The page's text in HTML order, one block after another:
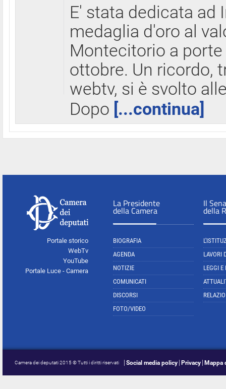
E' stata dedicata ad
medaglia d'oro al
Montecitorio a
ottobre. Un ricordo,
webtv, si è svolto
Dopo [...continua]
Portale storico
WebTv
YouTube
Portale Luce - Camera
La Presidente
della Camera
BIOGRAFIA
AGENDA
NOTIZIE
COMUNICATI
DISCORSI
FOTO/VIDEO
Il
della
LAVORI
LEGGI E
Camera dei deputati 2015 © Tutti i diritti riservati Social media policy Privacy Mappa